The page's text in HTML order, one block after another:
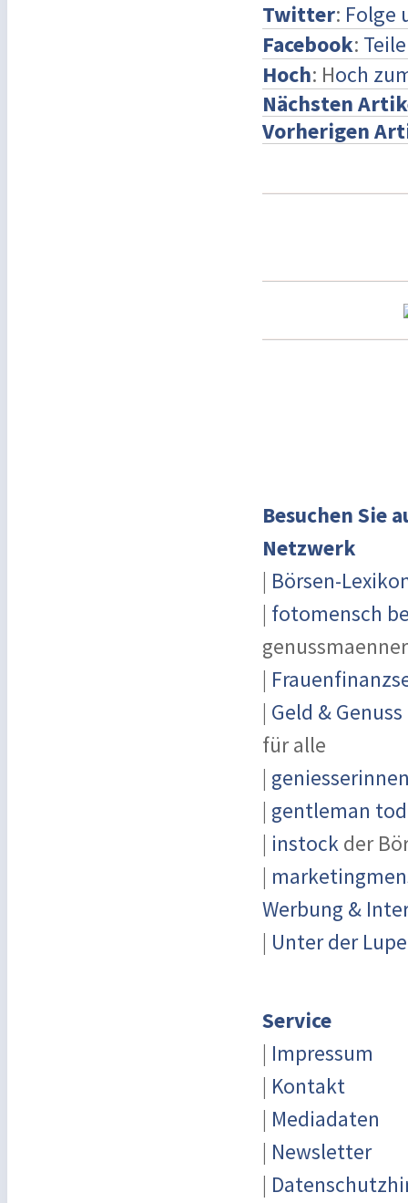
Twitter: Folge
Facebook:
Hoch: Hoch
Nächsten
Vorherigen
Besuchen Sie
Netzwerk
| Börsen-
| fotomensch
|
| Geld & Genuss
für alle
|
| gentleman
| instock der
|
Werbung &
| Unter der Lupe
Service
| Impressum
| Kontakt
| Mediadaten
| Newsletter
|